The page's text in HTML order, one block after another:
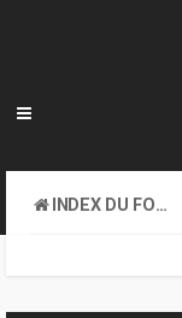
INDEX DU FORUM